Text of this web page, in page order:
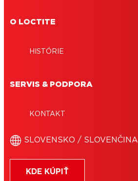
O LOCTITE
HISTÓRIE
SERVIS & PODPORA
KONTAKT
SLOVENSKO / SLOVENČINA
KDE KÚPIŤ